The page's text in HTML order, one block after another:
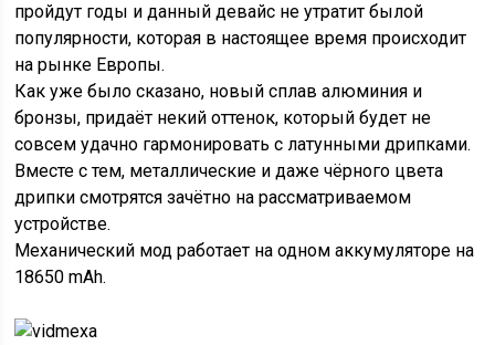
пройдут годы и данный девайс не утратит былой
популярности, которая в настоящее время происходит
на рынке Европы.
Как уже было сказано, новый сплав алюминия и
бронзы, придаёт некий оттенок, который будет не
совсем удачно гармонировать с латунными дрипками.
Вместе с тем, металлические и даже чёрного цвета
дрипки смотрятся зачётно на рассматриваемом
устройстве.
Механический мод работает на одном аккумуляторе на
18650 mAh.